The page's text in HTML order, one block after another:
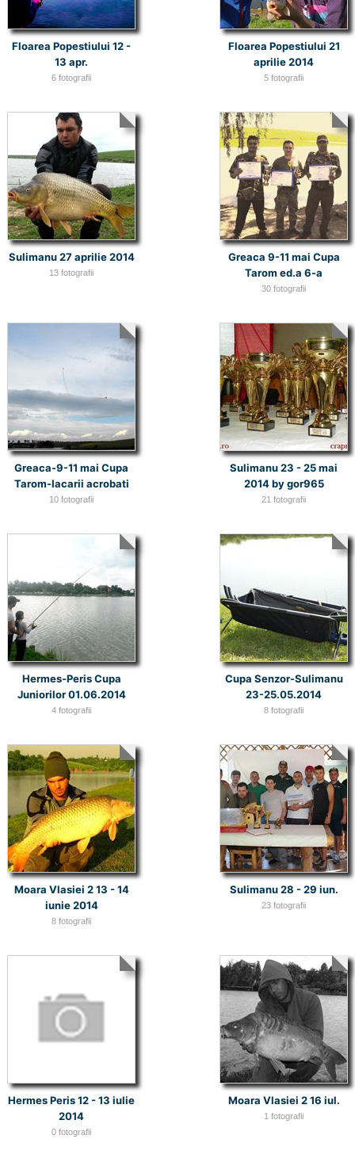
Floarea Popestiului 12 -
13 apr.
6 fotografii
Floarea Popestiului 21
aprilie 2014
5 fotografii
Sulimanu 27 aprilie 2014
13 fotografii
Greaca 9-11 mai Cupa
Tarom ed.a 6-a
30 fotografii
Greaca-9-11 mai Cupa
Tarom-Iacarii acrobati
10 fotografii
Sulimanu 23 - 25 mai
2014 by gor965
21 fotografii
Hermes-Peris Cupa
Juniorilor 01.06.2014
4 fotografii
Cupa Senzor-Sulimanu
23-25.05.2014
8 fotografii
Moara Vlasiei 2 13 - 14
iunie 2014
8 fotografii
Sulimanu 28 - 29 iun.
23 fotografii
Hermes Peris 12 - 13 iulie
2014
0 fotografii
Moara Vlasiei 2 16 iul.
1 fotografii